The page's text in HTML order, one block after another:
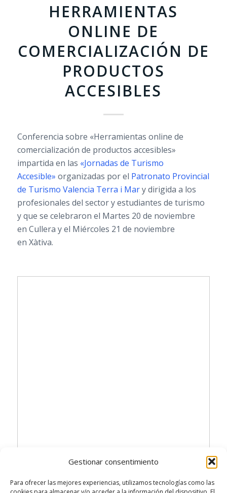
Gestionar consentimiento
Para ofrecer las mejores experiencias, utilizamos tecnologías como las
HERRAMIENTAS
ONLINE DE
COMERCIALIZACIÓN DE
PRODUCTOS
ACCESIBLES
Conferencia sobre «Herramientas online de
comercialización de productos accesibles»
impartida en las «Jornadas de Turismo
Accesible» organizadas por el Patronato Provincial
de Turismo Valencia Terra i Mary dirigida a los
profesionales del sector y estudiantes de turismo
y que se celebraron el Martes 20 de noviembre
en Cullera y el Miércoles 21 de noviembre
en Xàtiva.
productos accesiblesfromGersón Beltrán